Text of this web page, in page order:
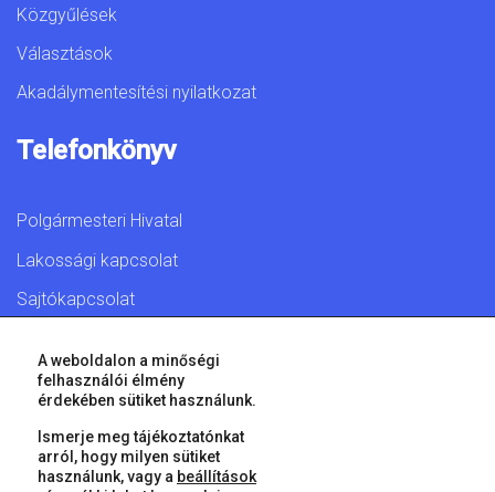
Közgyűlések
Választások
Akadálymentesítési nyilatkozat
Telefonkönyv
Polgármesteri Hivatal
Lakossági kapcsolat
Sajtókapcsolat
© 2026 Győr Megyei Jogú Város • Minden jog fenntartva!
A weboldalon a minőségi
felhasználói élmény
érdekében sütiket használunk.
Ismerje meg tájékoztatónkat
arról, hogy milyen sütiket
használunk, vagy a beállítások